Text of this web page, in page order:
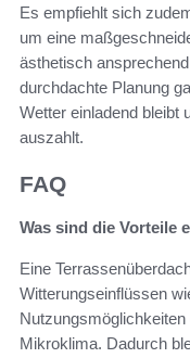
Es empfiehlt sich
um eine
ästhetisch
durchdachte Planung
Wetter einladend bleibt
auszahlt.
FAQ
Was sind die Vorteile
Eine
Witterungseinflüssen
Mikroklima. Dadurch